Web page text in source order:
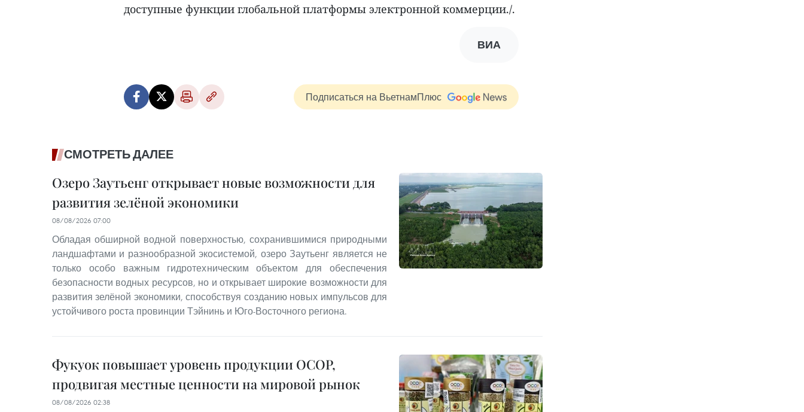
доступные функции глобальной платформы электронной коммерции./.
ВИА
Подписаться на ВьетнамПлюс
СМОТРЕТЬ ДАЛЕЕ
Озеро Заутьенг открывает новые возможности для
развития зелёной экономики
08/08/2026 07:00
Обладая обширной водной поверхностью, сохранившимися природными
ландшафтами и разнообразной экосистемой, озеро Заутьенг является не
только особо важным гидротехническим объектом для обеспечения
безопасности водных ресурсов, но и открывает широкие возможности для
развития зелёной экономики, способствуя созданию новых импульсов для
устойчивого роста провинции Тэйнинь и Юго-Восточного региона.
Фукуок повышает уровень продукции OCOP,
продвигая местные ценности на мировой рынок
08/08/2026 02:38